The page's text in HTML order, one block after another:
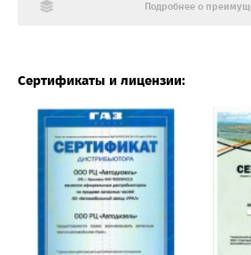
Подробнее о
Сертификаты и лицензии: